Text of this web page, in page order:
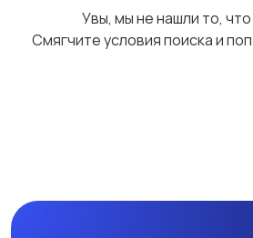
Увы, мы не нашли то, что
Смягчите условия поиска и